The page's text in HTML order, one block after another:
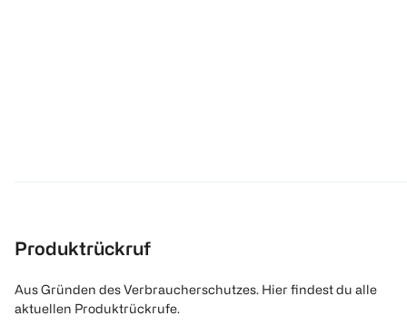
Produktrückruf
Aus Gründen des Verbraucherschutzes. Hier findest du alle
aktuellen Produktrückrufe.